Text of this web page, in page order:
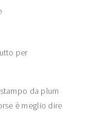
per
da plum
è meglio dire